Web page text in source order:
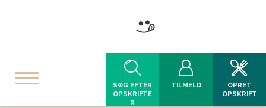
SØG EFTER
OPSKRIFTE
R
TILMELD
OPRET
OPSKRIFT